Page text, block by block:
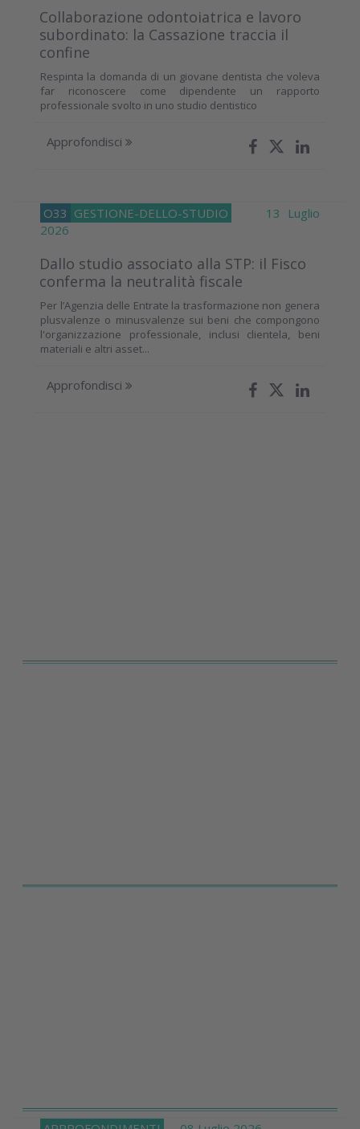
Collaborazione odontoiatrica e lavoro
subordinato: la Cassazione traccia il
confine
Respinta la domanda di un giovane dentista che voleva
far riconoscere come dipendente un rapporto
professionale svolto in uno studio dentistico
Approfondisci
O33 GESTIONE-DELLO-STUDIO
13 Luglio
2026
Dallo studio associato alla STP: il Fisco
conferma la neutralità fiscale
Per l’Agenzia delle Entrate la trasformazione non genera
plusvalenze o minusvalenze sui beni che compongono
l'organizzazione professionale, inclusi clientela, beni
materiali e altri asset...
Approfondisci